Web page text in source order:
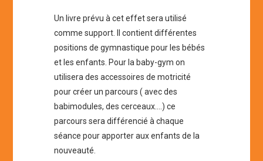
Un livre prévu à cet effet sera utilisé
comme support. Il contient différentes
positions de gymnastique pour les bébés
et les enfants. Pour la baby-gym on
utilisera des accessoires de motricité
pour créer un parcours ( avec des
babimodules, des cerceaux….) ce
parcours sera différencié à chaque
séance pour apporter aux enfants de la
nouveauté.